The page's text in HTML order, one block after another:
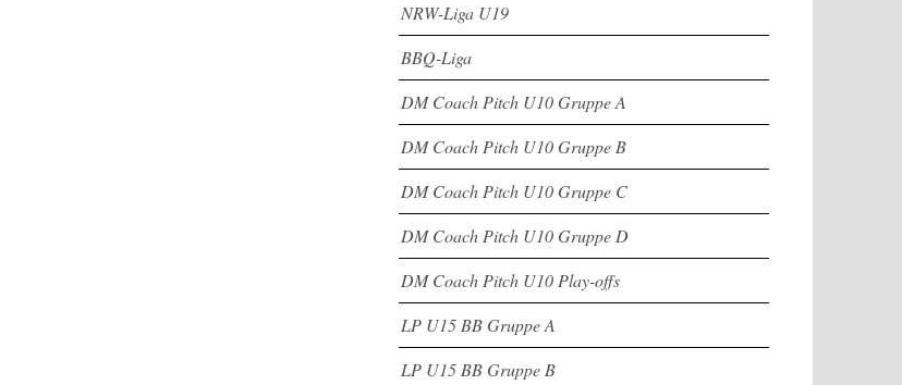
NRW-Liga U19
BBQ-Liga
DM Coach Pitch U10 Gruppe A
DM Coach Pitch U10 Gruppe B
DM Coach Pitch U10 Gruppe C
DM Coach Pitch U10 Gruppe D
DM Coach Pitch U10 Play-offs
LP U15 BB Gruppe A
LP U15 BB Gruppe B